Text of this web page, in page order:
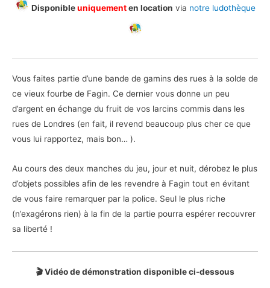
Disponibleuniquementen location via notre ludothèque
Vous faites partie d’une bande de gamins des rues à la solde de
ce vieux fourbe de Fagin. Ce dernier vous donne un peu
d’argent en échange du fruit de vos larcins commis dans les
rues de Londres (en fait, il revend beaucoup plus cher ce que
vous lui rapportez, mais bon… ).
Au cours des deux manches du jeu, jour et nuit, dérobez le plus
d’objets possibles afin de les revendre à Fagin tout en évitant
de vous faire remarquer par la police. Seul le plus riche
(n’exagérons rien) à la fin de la partie pourra espérer recouvrer
sa liberté !
🎬 Vidéo de démonstration disponible ci-dessous